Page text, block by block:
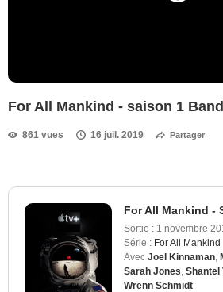
For All Mankind - saison 1
861 vues 16 juil. 2019 Partager
For All Mankind -
Sortie : 1 novembre
Série : For All Mankind
Avec Joel Kinnaman
Sarah Jones Shantel
Wrenn Schmidt